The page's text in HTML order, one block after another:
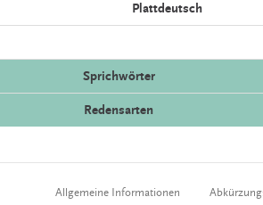
Plattdeutsch
Sprichwörter
Redensarten
Allgemeine Informationen